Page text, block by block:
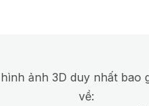
ảnh 3D duy nhất bao
về: